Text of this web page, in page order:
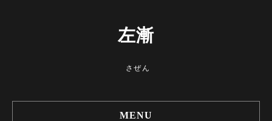
左漸
さぜん
MENU